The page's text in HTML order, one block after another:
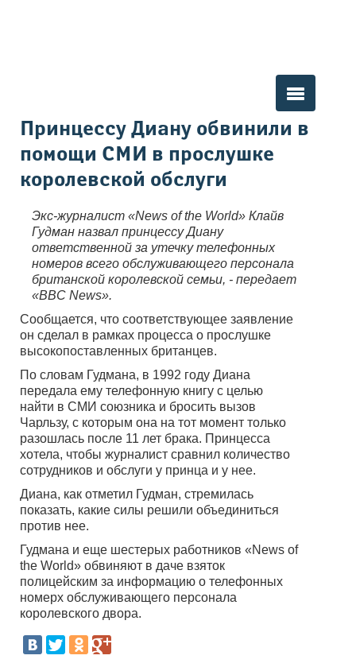
Вы здесь
Принцессу Диану обвинили в
помощи СМИ в прослушке
королевской обслуги
Экс-журналист «News of the World» Клайв
Гудман назвал принцессу Диану
ответственной за утечку телефонных
номеров всего обслуживающего персонала
британской королевской семьи, - передает
«BBC News».
Сообщается, что соответствующее заявление
он сделал в рамках процесса о прослушке
высокопоставленных британцев.
По словам Гудмана, в 1992 году Диана
передала ему телефонную книгу с целью
найти в СМИ союзника и бросить вызов
Чарльзу, с которым она на тот момент только
разошлась после 11 лет брака. Принцесса
хотела, чтобы журналист сравнил количество
сотрудников и обслуги у принца и у нее.
Диана, как отметил Гудман, стремилась
показать, какие силы решили объединиться
против нее.
Гудмана и еще шестерых работников «News of
the World» обвиняют в даче взяток
полицейским за информацию о телефонных
номерх обслуживающего персонала
королевского двора.